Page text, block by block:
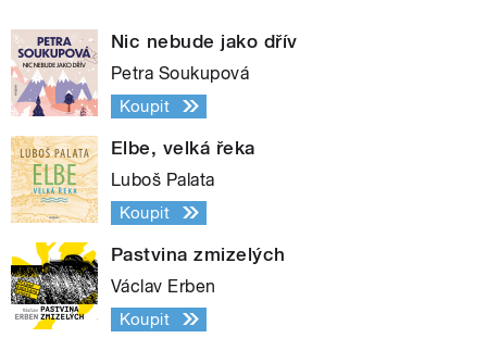
Nic nebude jako dřív
Petra Soukupová
Koupit
Elbe, velká řeka
Luboš Palata
Koupit
Pastvina zmizelých
Václav Erben
Koupit